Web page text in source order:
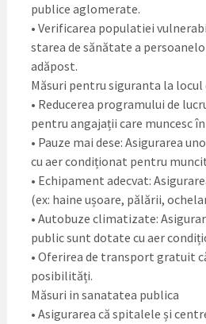
publice aglomerate.
• Verificarea populatiei
starea de sănătate a
adăpost.
Măsuri pentru siguranta la locul
• Reducerea programului de
pentru angajații care muncesc
• Pauze mai dese: Asigurarea
cu aer condiționat pentru
• Echipament adecvat:
(ex: haine ușoare, pălării,
• Autobuze climatizate:
public sunt dotate cu aer
• Oferirea de transport gratuit
posibilități.
Măsuri in sanatatea publica
• Asigurarea că spitalele și